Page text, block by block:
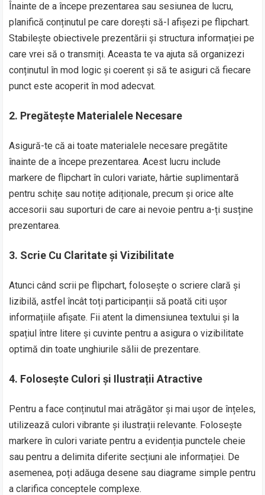
Înainte de a începe prezentarea sau sesiunea de lucru,
planifică conținutul pe care dorești să-l afișezi pe flipchart.
Stabilește obiectivele prezentării și structura informației pe
care vrei să o transmiți. Aceasta te va ajuta să organizezi
conținutul în mod logic și coerent și să te asiguri că fiecare
punct este acoperit în mod adecvat.
2. Pregătește Materialele Necesare
Asigură-te că ai toate materialele necesare pregătite
înainte de a începe prezentarea. Acest lucru include
markere de flipchart în culori variate, hârtie suplimentară
pentru schițe sau notițe adiționale, precum și orice alte
accesorii sau suporturi de care ai nevoie pentru a-ți susține
prezentarea.
3. Scrie Cu Claritate și Vizibilitate
Atunci când scrii pe flipchart, folosește o scriere clară și
lizibilă, astfel încât toți participanții să poată citi ușor
informațiile afișate. Fii atent la dimensiunea textului și la
spațiul între litere și cuvinte pentru a asigura o vizibilitate
optimă din toate unghiurile sălii de prezentare.
4. Folosește Culori și Ilustrații Atractive
Pentru a face conținutul mai atrăgător și mai ușor de înțeles,
utilizează culori vibrante și ilustrații relevante. Folosește
markere în culori variate pentru a evidenția punctele cheie
sau pentru a delimita diferite secțiuni ale informației. De
asemenea, poți adăuga desene sau diagrame simple pentru
a clarifica conceptele complexe.